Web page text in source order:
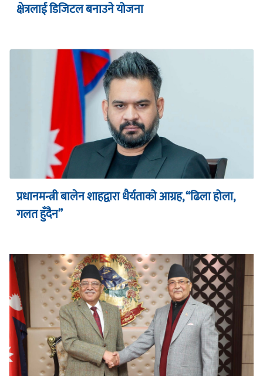
क्षेत्रलाई डिजिटल बनाउने योजना
प्रधानमन्त्री बालेन शाहद्वारा धैर्यताको आग्रह, “ढिला होला,
गलत हुँदैन”